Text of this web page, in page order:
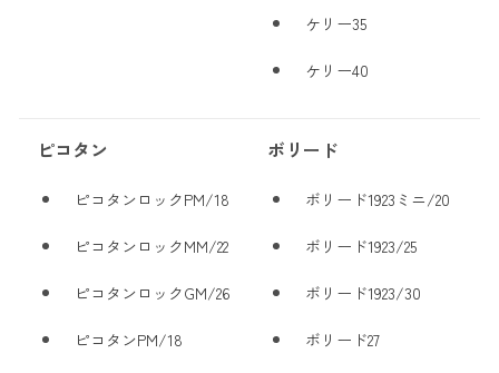
ケリー35
ケリー40
ピコタン
ピコタンロックPM/18
ピコタンロックMM/22
ピコタンロックGM/26
ピコタンPM/18
ボリード
ボリード1923ミニ/20
ボリード1923/25
ボリード1923/30
ボリード27